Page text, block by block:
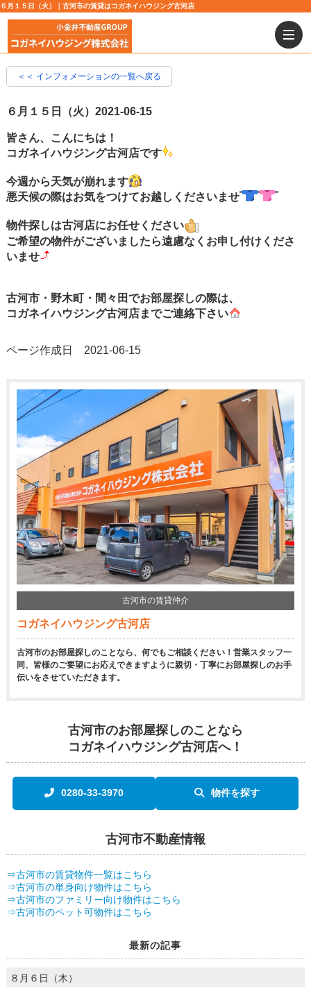
６月１５日（火）｜古河市の賃貸はコガネイハウジング古河店
＜＜ インフォメーションの一覧へ戻る
６月１５日（火） 2021-06-15
皆さん、こんにちは！
コガネイハウジング古河店です
今週から天気が崩れます
悪天候の際はお気をつけてお越しくださいませ
物件探しは古河店にお任せください
ご希望の物件がございましたら遠慮なくお申し付けくださ
いませ
古河市・野木町・間々田でお部屋探しの際は、
コガネイハウジング古河店までご連絡下さい
ページ作成日 2021-06-15
古河市の賃貸仲介
コガネイハウジング古河店
古河市のお部屋探しのことなら、何でもご相談ください！営業スタッフ一
同、皆様のご要望にお応えできますように親切・丁寧にお部屋探しのお手
伝いをさせていただきます。
古河市のお部屋探しのことなら
コガネイハウジング古河店へ！
0280-33-3970 物件を探す
古河市不動産情報
⇒古河市の賃貸物件一覧はこちら
⇒古河市の単身向け物件はこちら
⇒古河市のファミリー向け物件はこちら
⇒古河市のペット可物件はこちら
最新の記事
８月６日（木）